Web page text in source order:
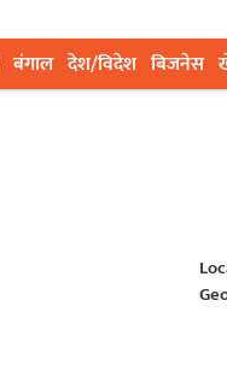
बंगाल देश/विदेश बिजनेस